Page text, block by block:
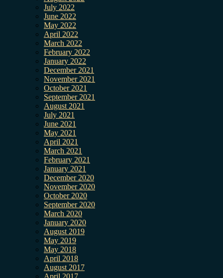
July 2022
June 2022
May 2022
April 2022
March 2022
February 2022
January 2022
December 2021
November 2021
October 2021
September 2021
August 2021
July 2021
June 2021
May 2021
April 2021
March 2021
February 2021
January 2021
December 2020
November 2020
October 2020
September 2020
March 2020
January 2020
August 2019
May 2019
May 2018
April 2018
August 2017